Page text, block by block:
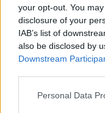
your opt-out. You
disclosure of your
IAB’s list of
also be disclosed by
Downstream
Personal Data
12 de octubre de